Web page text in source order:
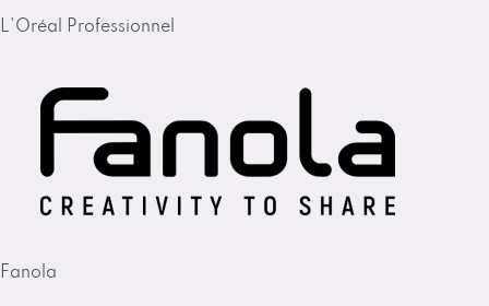
L'Oréal Professionnel
Fanola